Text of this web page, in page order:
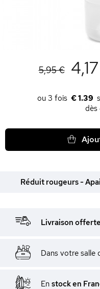
5,95 €
€ 1.39
dès
Réduit rougeurs -
Livraison offerte
Dans votre salle
En stock en